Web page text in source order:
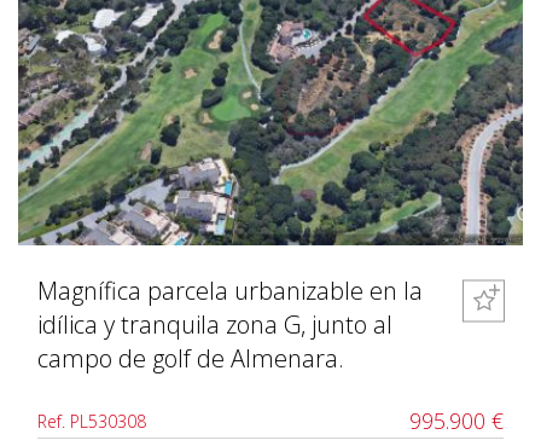
Magnífica parcela urbanizable en la
idílica y tranquila zona G, junto al
campo de golf de Almenara.
Ref. PL530308 995.900 €